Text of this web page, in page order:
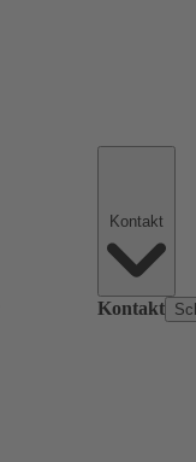
Kontakt